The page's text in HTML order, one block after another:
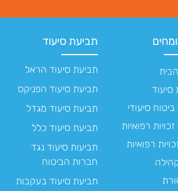
סיעוד
סיעודי
רפואיות
רפואיות
תביעת סיעוד
תביעת סיעוד הראל
תביעת סיעוד הפניקס
תביעת סיעוד מגדל
תביעת סיעוד כלל
תביעות סיעוד נגד
חברות הביטוח
תביעת סיעוד בעקבות